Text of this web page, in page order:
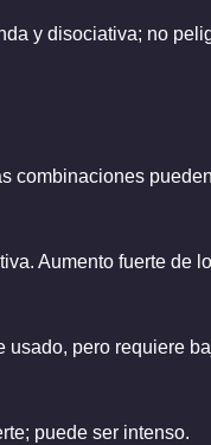
y disociativa; no
combinaciones
Aumento fuerte de lo
usado, pero requiere
puede ser intenso.